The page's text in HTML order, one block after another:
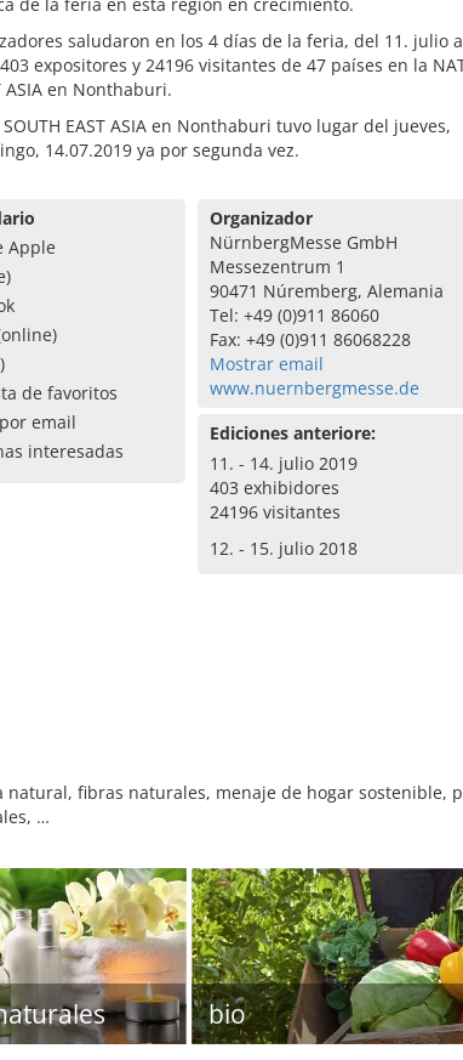
saludaron en los 4 días de la feria, del 11. julio
expositores y 24196 visitantes de 47 países en la
ASIA en Nonthaburi.
SOUTH EAST ASIA en Nonthaburi tuvo lugar del jueves,
14.07.2019 ya por segunda vez.
Apple
de favoritos
email
interesadas
Organizador
NürnbergMesse GmbH
Messezentrum 1
90471 Núremberg, Alemania
Tel: +49 (0)911 86060
Fax: +49 (0)911 86068228
Mostrar email
www.nuernbergmesse.de
Ediciones anteriore:
11. - 14. julio 2019
403 exhibidores
24196 visitantes
12. - 15. julio 2018
fibras naturales, menaje de hogar sostenible,
…
bio